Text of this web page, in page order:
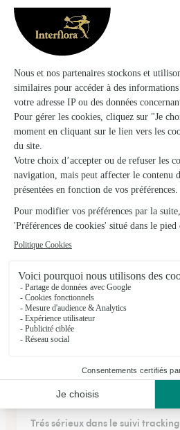
Voir la boutique
Au Bouton D’or
Bourbonne les Bains
★★
27, rue Daprey Blache
Voir la boutique
Ils ont fait livrer des
★ ★ ★
Trés sérieux dans le suivi